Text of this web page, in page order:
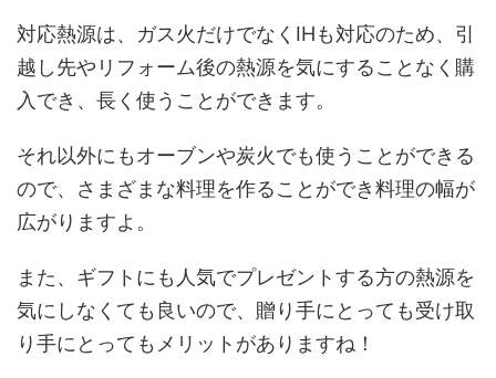
対応熱源は、ガス火だけでなくIHも対応のため、引
越し先やリフォーム後の熱源を気にすることなく購
入でき、長く使うことができます。
それ以外にもオーブンや炭火でも使うことができる
ので、さまざまな料理を作ることができ料理の幅が
広がりますよ。
また、ギフトにも人気でプレゼントする方の熱源を
気にしなくても良いので、贈り手にとっても受け取
り手にとってもメリットがありますね！